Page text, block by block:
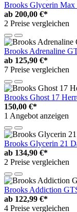
Brooks Glycerin
ab 200,00 €*
2 Preise vergleichen
Brooks Adrenaline
ab 125,90 €*
7 Preise vergleichen
Brooks Ghost 17
150,00 €*
1 Angebot anzeigen
Brooks Glycerin 21
ab 134,90 €*
2 Preise vergleichen
Brooks Addiction
ab 122,99 €*
4 Preise vergleichen